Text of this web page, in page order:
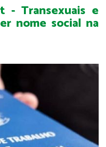
- Transexuais e
nome social na